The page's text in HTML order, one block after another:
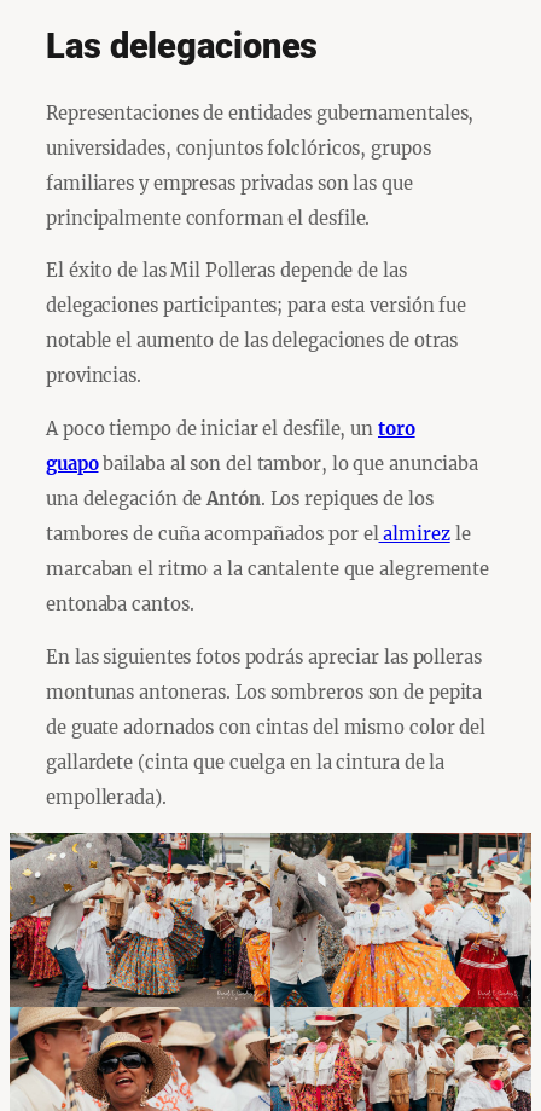
Las delegaciones
Representaciones de entidades gubernamentales,
universidades, conjuntos folclóricos, grupos
familiares y empresas privadas son las que
principalmente conforman el desfile.
El éxito de las Mil Polleras depende de las
delegaciones participantes; para esta versión fue
notable el aumento de las delegaciones de otras
provincias.
A poco tiempo de iniciar el desfile, un toro
guapobailaba al son del tambor, lo que anunciaba
una delegación deAntón. Los repiques de los
tambores de cuña acompañados por elalmirezle
marcaban el ritmo a la cantalente que alegremente
entonaba cantos.
En las siguientes fotos podrás apreciar las polleras
montunas antoneras. Los sombreros son de pepita
de guate adornados con cintas del mismo color del
gallardete (cinta que cuelga en la cintura de la
empollerada).